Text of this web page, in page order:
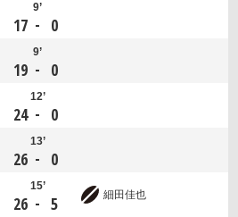
9’
17 - 0
9’
19 - 0
12’
24 - 0
13’
26 - 0
15’
26 - 5 細田佳也